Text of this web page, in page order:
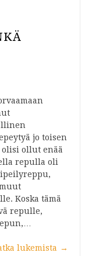
jo toisen
ollut enää
repulla oli
Koska tämä
repulle,
lukemista →